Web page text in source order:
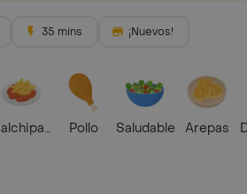
35 mins ¡Nuevos!
Pollo Saludable Arepas